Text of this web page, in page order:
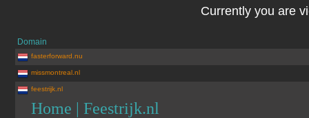
Currently you are
Domain
fasterforward.nu
missmontreal.nl
feestrijk.nl
Home | Feestrijk.nl